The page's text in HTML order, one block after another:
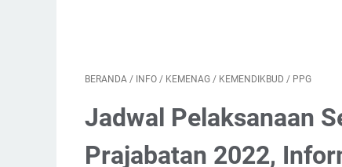
BERANDA / INFO / KEMENAG / KEMENDIKBUD / PPG
Jadwal Pelaksanaan
Prajabatan 2022,